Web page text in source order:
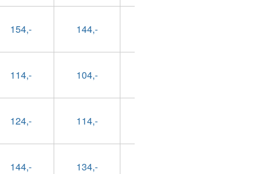
154,- 144,-
114,- 104,-
124,- 114,-
144,- 134,-